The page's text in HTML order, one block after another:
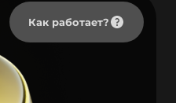
Как работает?